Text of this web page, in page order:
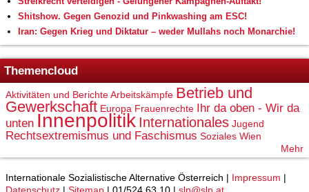
Shitshow. Gegen Genozid und Pinkwashing am ESC!
Iran: Gegen Krieg und Diktatur – weder Mullahs noch Monarchie!
Themencloud
Aktivitäten und BerichteArbeitskämpfe Betrieb und
Gewerkschaft Europa Frauenrechte
Ihr da oben - Wir da
unten Innenpolitik Internationales Jugend
Rechtsextremismus und Faschismus Soziales Wien
Mehr
Internationale Sozialistische Alternative Österreich | Impressum |